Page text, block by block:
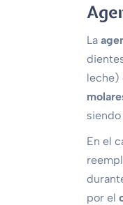
La
leche)
En el
por el